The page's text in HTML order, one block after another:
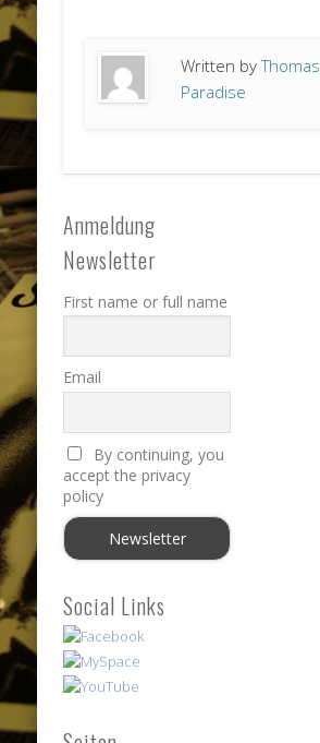
Written byThomas
Paradise
Anmeldung
Newsletter
First name or full name
Email
By continuing, you
accept the privacy
policy
Social Links